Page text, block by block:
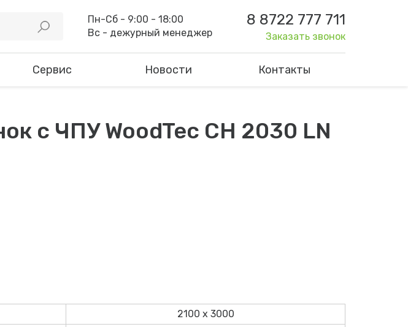
Пн-Сб - 9:00 - 18:00
Вс - дежурный менеджер
8 8722 777 711
Заказать звонок
Сервис Новости Контакты
с ЧПУ WoodTec CH 2030 LN
2100 х 3000